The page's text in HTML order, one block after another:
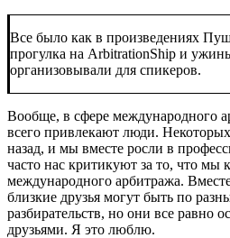
Все было как в произведениях
прогулка на ArbitrationShip и
организовывали для спикеров.
Вообще, в сфере международного
всего привлекают люди.
назад, и мы вместе росли в
часто нас критикуют за то, что мы
международного арбитража.
близкие друзья могут быть по
разбирательств, но они все равно
друзьями. Я это люблю.